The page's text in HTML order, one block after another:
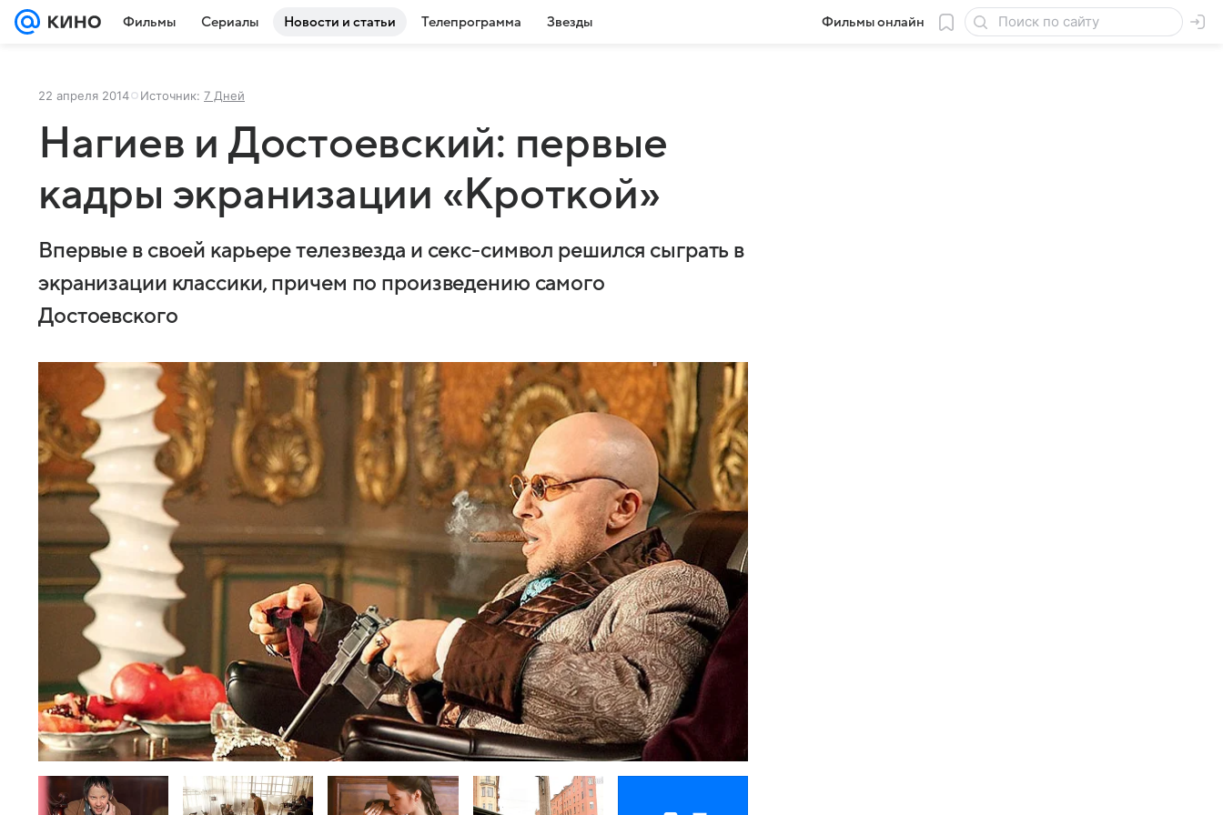
Фильмы Сериалы Новости и статьи Телепрограмма Звезды Фильмы онлайн
22 апреля 2014 Источник: 7 Дней
Нагиев и Достоевский: первые
кадры экранизации «Кроткой»
Впервые в своей карьере телезвезда и секс-символ решился сыграть в
экранизации классики, причем по произведению самого
Достоевского